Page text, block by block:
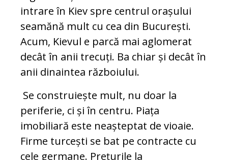
intrare în Kiev spre centrul orașului
seamănă mult cu cea din București.
Acum, Kievul e parcă mai aglomerat
decât în anii trecuți. Ba chiar și decât în
anii dinaintea războiului.
Se construiește mult, nu doar la
periferie, ci și în centru. Piața
imobiliară este neașteptat de vioaie.
Firme turcești se bat pe contracte cu
cele germane. Prețurile la